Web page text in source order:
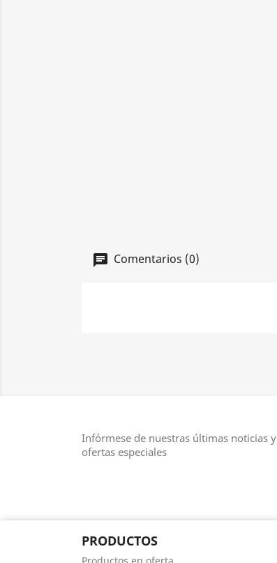
Comentarios (0)
Infórmese de nuestras últimas noticias y
ofertas especiales
PRODUCTOS